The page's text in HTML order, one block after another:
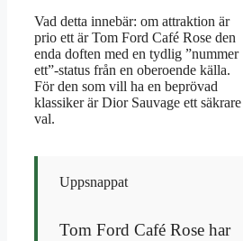
Vad detta innebär: om attraktion är
prio ett är Tom Ford Café Rose den
enda doften med en tydlig ”nummer
ett”-status från en oberoende källa.
För den som vill ha en beprövad
klassiker är Dior Sauvage ett säkrare
val.
Uppsnappat
Tom Ford Café Rose har